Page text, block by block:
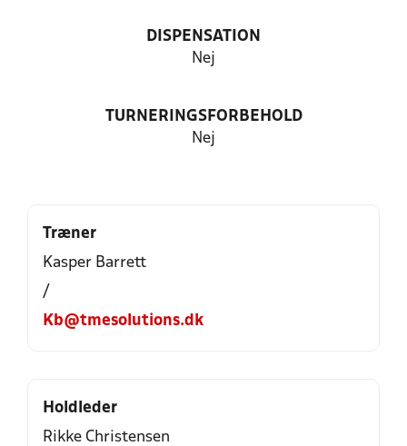
DISPENSATION
Nej
TURNERINGSFORBEHOLD
Nej
Træner
Kasper Barrett
/
Kb@tmesolutions.dk
Holdleder
Rikke Christensen